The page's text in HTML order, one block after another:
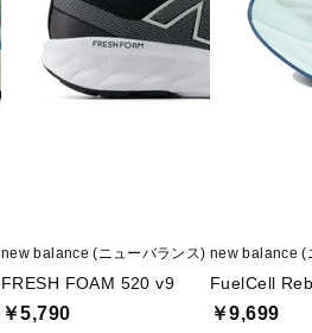
new balance (ニューバランス)
FRESH FOAM 520 v9
￥5,790
new balance (
FuelCell
￥9,699